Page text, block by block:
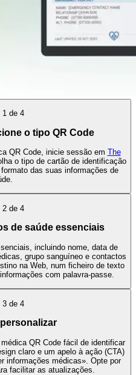
1 de 4
o tipo QR Code
QR Code, inicie sessão em The
o tipo de cartão de identificação
das suas informações de
2 de 4
de saúde essenciais
incluindo nome, data de
grupo sanguíneo e contactos
na Web, num ficheiro de texto
com palavra-passe.
3 de 4
QR Code fácil de identificar
claro e um apelo à ação (CTA)
informações médicas». Opte por
facilitar as atualizações.